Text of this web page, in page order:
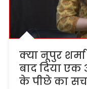
क्या नूपुर
बाद दिया एक
के पीछे का